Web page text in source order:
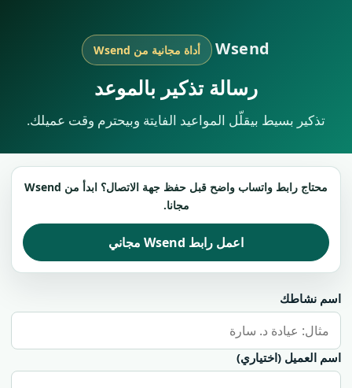
Wsend أداة مجانية من Wsend
رسالة تذكير بالموعد
تذكير بسيط بيقلّل المواعيد الفايتة وبيحترم وقت عميلك.
محتاج رابط واتساب واضح قبل حفظ جهة الاتصال؟ ابدأ من Wsend
مجانا.
اعمل رابط Wsend مجاني
اسم نشاطك
اسم العميل (اختياري)